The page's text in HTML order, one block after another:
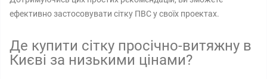
ефективно застосовувати сітку ПВС у своїх проектах.
Де купити сітку просічно-витяжну в
Києві за низькими цінами?